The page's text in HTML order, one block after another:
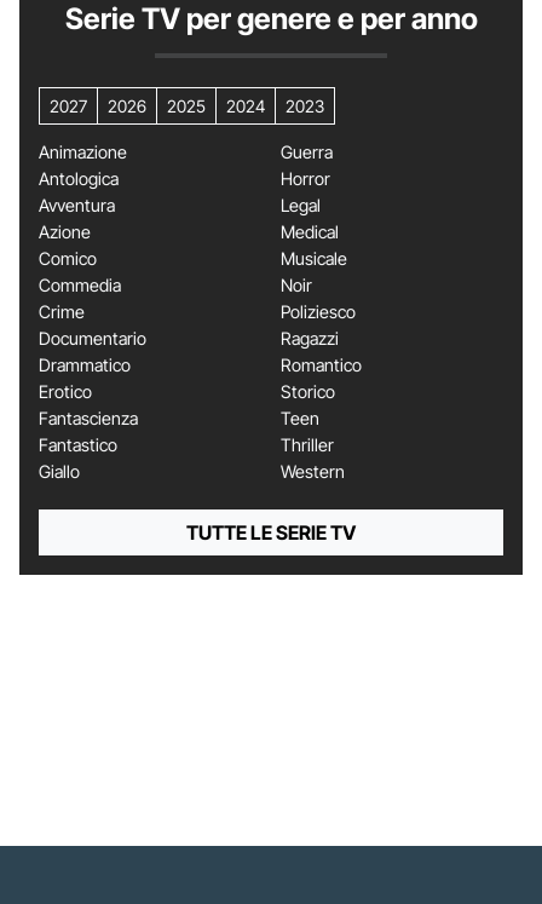
Serie TV per genere e per anno
2027 2026 2025 2024 2023
Animazione
Antologica
Avventura
Azione
Comico
Commedia
Crime
Documentario
Drammatico
Erotico
Fantascienza
Fantastico
Giallo
Guerra
Horror
Legal
Medical
Musicale
Noir
Poliziesco
Ragazzi
Romantico
Storico
Teen
Thriller
Western
TUTTE LE SERIE TV